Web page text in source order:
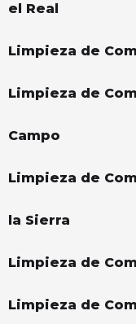
el Real
Limpieza de
Limpieza de
Campo
Limpieza de
la Sierra
Limpieza de
Limpieza de